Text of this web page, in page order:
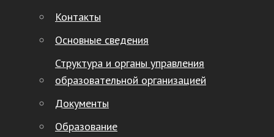
Контакты
Основные сведения
Структура и органы управления
образовательной организацией
Документы
Образование